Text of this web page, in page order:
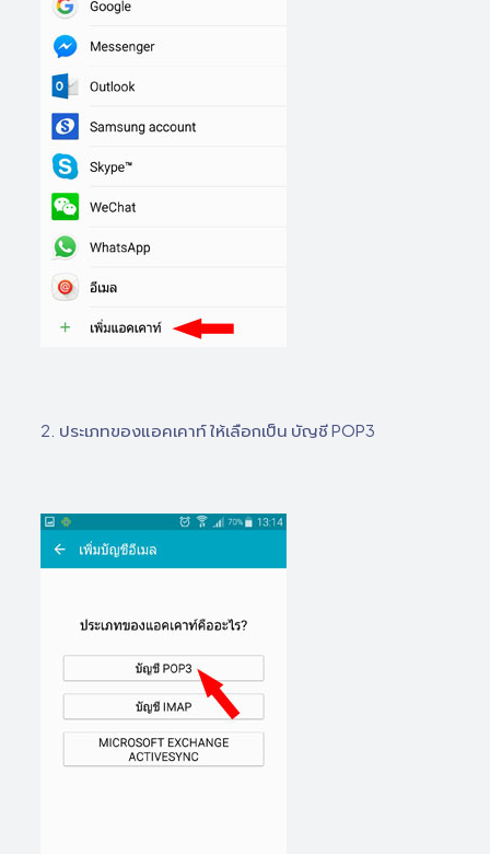
2. ประเภทของแอคเคาท์ ให้เลือกเป็น บัญชี POP3